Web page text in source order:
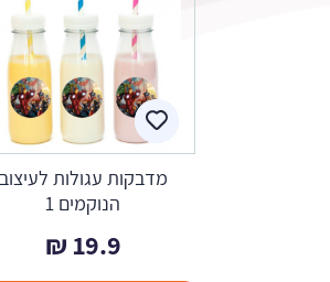
מדבקות עגולות לעיצוב
הנוקמים 1
19.9
₪